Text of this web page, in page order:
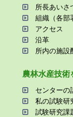
所⻑あいさ
組織（各部
アクセス
沿⾰
所内の施設
農林⽔産技術
センターの
私の試験研
試験研究課